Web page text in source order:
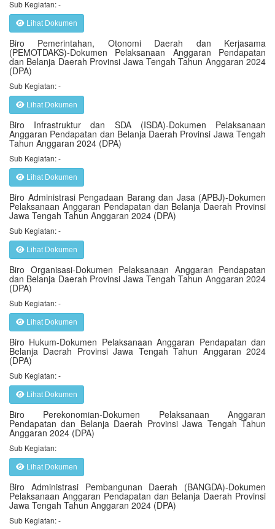
Sub Kegiatan: -
Lihat Dokumen
Biro Pemerintahan, Otonomi Daerah dan Kerjasama
(PEMOTDAKS)-Dokumen Pelaksanaan Anggaran Pendapatan
dan Belanja Daerah Provinsi Jawa Tengah Tahun Anggaran 2024
(DPA)
Sub Kegiatan: -
Lihat Dokumen
Biro Infrastruktur dan SDA (ISDA)-Dokumen Pelaksanaan
Anggaran Pendapatan dan Belanja Daerah Provinsi Jawa Tengah
Tahun Anggaran 2024 (DPA)
Sub Kegiatan: -
Lihat Dokumen
Biro Administrasi Pengadaan Barang dan Jasa (APBJ)-Dokumen
Pelaksanaan Anggaran Pendapatan dan Belanja Daerah Provinsi
Jawa Tengah Tahun Anggaran 2024 (DPA)
Sub Kegiatan: -
Lihat Dokumen
Biro Organisasi-Dokumen Pelaksanaan Anggaran Pendapatan
dan Belanja Daerah Provinsi Jawa Tengah Tahun Anggaran 2024
(DPA)
Sub Kegiatan: -
Lihat Dokumen
Biro Hukum-Dokumen Pelaksanaan Anggaran Pendapatan dan
Belanja Daerah Provinsi Jawa Tengah Tahun Anggaran 2024
(DPA)
Sub Kegiatan: -
Lihat Dokumen
Biro Perekonomian-Dokumen Pelaksanaan Anggaran
Pendapatan dan Belanja Daerah Provinsi Jawa Tengah Tahun
Anggaran 2024 (DPA)
Sub Kegiatan:
Lihat Dokumen
Biro Administrasi Pembangunan Daerah (BANGDA)-Dokumen
Pelaksanaan Anggaran Pendapatan dan Belanja Daerah Provinsi
Jawa Tengah Tahun Anggaran 2024 (DPA)
Sub Kegiatan: -